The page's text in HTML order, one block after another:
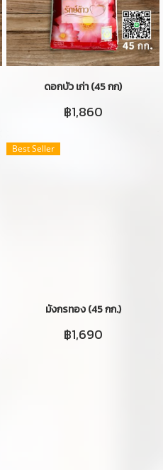
ดอกบัว เก่า (45 กก)
฿1,860
Best Seller
มังกรทอง (45 กก.)
฿1,690